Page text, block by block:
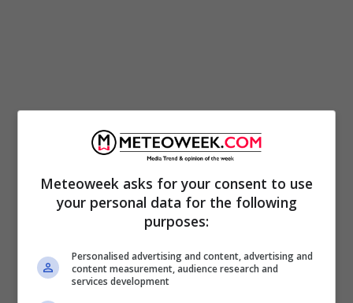
PROBLEMATICO
Meteoweek asks for your consent to use
your personal data for the following
purposes:
Personalised advertising and content, advertising and
content measurement, audience research and
services development